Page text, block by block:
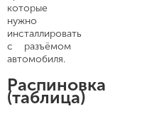
которые
нужно
инсталлировать
с разъёмом
автомобиля.
Распиновка
(таблица)